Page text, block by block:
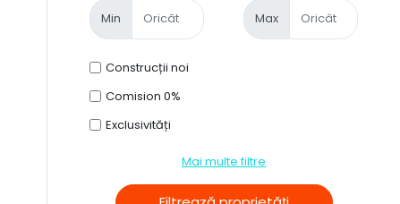
Min Max
Construcții noi
Comision 0%
Exclusivități
Mai multe filtre